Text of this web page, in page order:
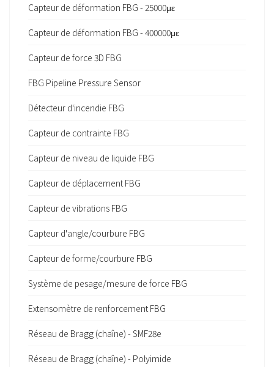
Capteur de déformation FBG - 25000με
Capteur de déformation FBG - 400000με
Capteur de force 3D FBG
FBG Pipeline Pressure Sensor
Détecteur d'incendie FBG
Capteur de contrainte FBG
Capteur de niveau de liquide FBG
Capteur de déplacement FBG
Capteur de vibrations FBG
Capteur d'angle/courbure FBG
Capteur de forme/courbure FBG
Système de pesage/mesure de force FBG
Extensomètre de renforcement FBG
Réseau de Bragg (chaîne) - SMF28e
Réseau de Bragg (chaîne) - Polyimide